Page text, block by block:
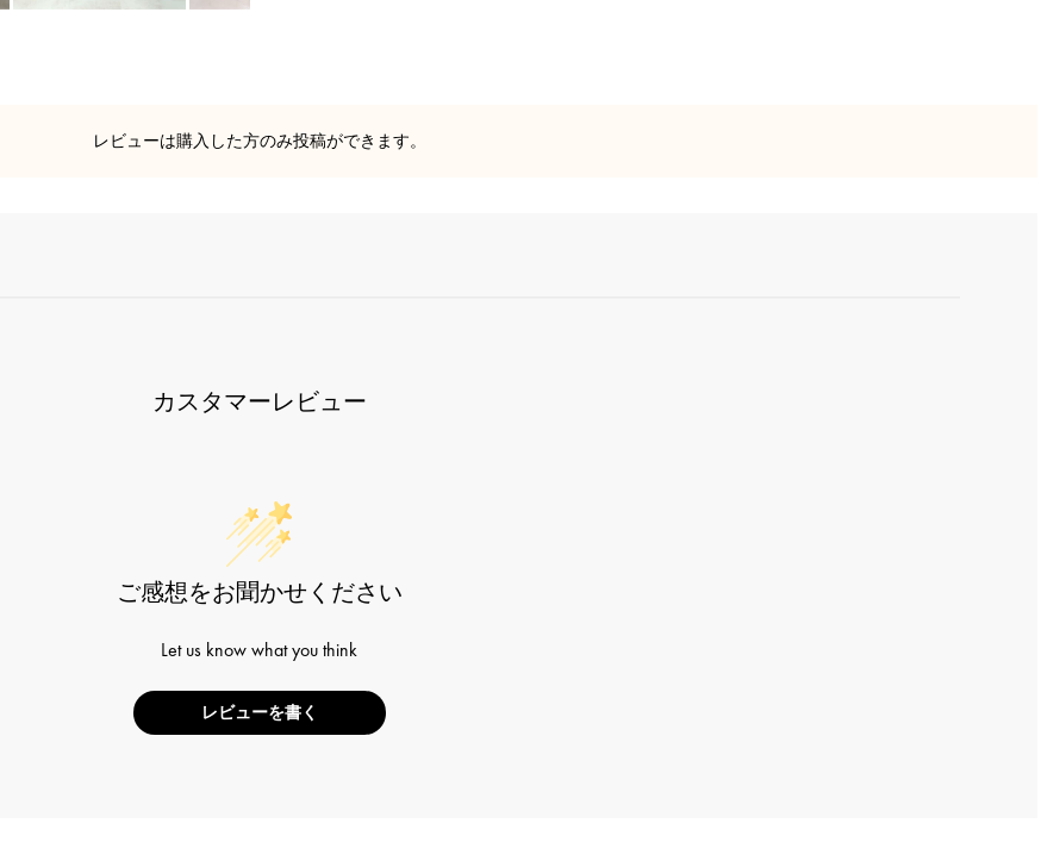
レビューは購入した方のみ投稿ができます。
カスタマーレビュー
ご感想をお聞かせください
Let us know what you think
レビューを書く